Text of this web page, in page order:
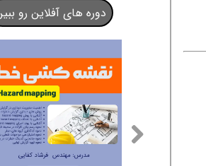
دوره های آفلاین رو